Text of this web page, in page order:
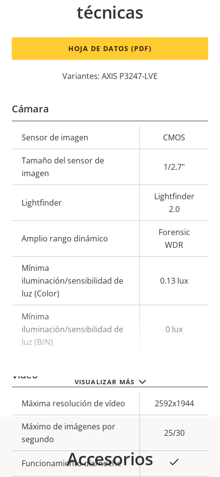
VISUALIZAR MÁS
técnicas
HOJA DE DATOS (PDF)
Variantes: AXIS P3247-LVE
Cámara
Descripción
de
propiedad
la
propiedad
Sensor de imagen CMOS
Tamaño del sensor de
imagen
1/2.7"
Lightfinder
Lightfinder
2.0
Amplio rango dinámico
Forensic
WDR
Mínima
iluminación/sensibilidad de
luz (Color)
0.13 lux
Mínima
iluminación/sensibilidad de
luz (B/N)
0 lux
Vídeo
Descripción
de
propiedad
Valor de
la
propiedad
Máxima resolución de vídeo 2592x1944
Máximo de imágenes por
segundo
25/30
Funcionamiento día/noche
Accesorios